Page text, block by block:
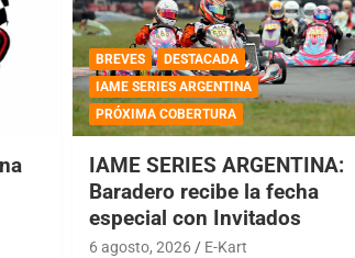
BREVES
DESTACADA
IAME SERIES ARGENTINA
PRÓXIMA COBERTURA
IAME SERIES ARGENTINA:
Baradero recibe la fecha
especial con Invitados
6 agosto, 2026 E-Kart